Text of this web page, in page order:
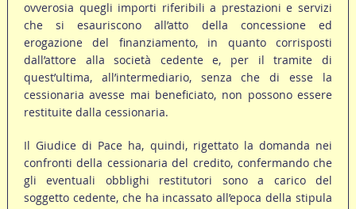
ovverosia quegli importi riferibili a prestazioni e servizi
che si esauriscono all’atto della concessione ed
erogazione del finanziamento, in quanto corrisposti
dall’attore alla società cedente e, per il tramite di
quest’ultima, all’intermediario, senza che di esse la
cessionaria avesse mai beneficiato, non possono essere
restituite dalla cessionaria.
Il Giudice di Pace ha, quindi, rigettato la domanda nei
confronti della cessionaria del credito, confermando che
gli eventuali obblighi restitutori sono a carico del
soggetto cedente, che ha incassato all’epoca della stipula